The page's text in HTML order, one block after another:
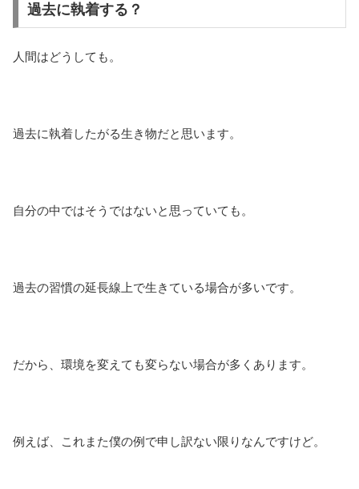
過去に執着する？
人間はどうしても。
過去に執着したがる生き物だと思います。
自分の中ではそうではないと思っていても。
過去の習慣の延長線上で生きている場合が多いです。
だから、環境を変えても変らない場合が多くあります。
例えば、これまた僕の例で申し訳ない限りなんですけど。